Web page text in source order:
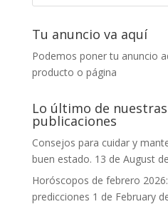
Tu anuncio va aquí
Podemos poner tu anuncio
producto o página
Lo último de
publicaciones
Consejos para cuidar y
buen estado. 13 de August
Horóscopos de febrero
predicciones 1 de February